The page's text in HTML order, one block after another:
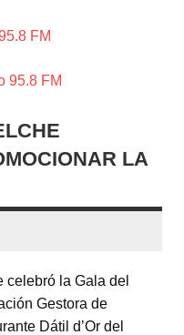
y Radio en el Medio
LA
celebró la Gala del
Gestora de
Dátil d’Or del